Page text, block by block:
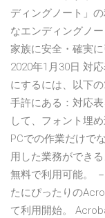
ディングノート」
なエンディングノ
家族に安全・確実
2020年1月30日 対
にするには、以下
手許にある：対応
して、フォント埋
PCでの作業だけで
用した業務ができ
無料で利用可能。
たにぴったりの
て利用開始。